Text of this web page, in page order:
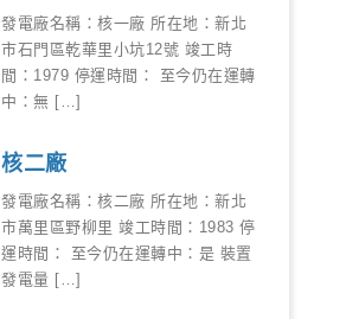
發電廠名稱：核一廠 所在地：新北
市石門區乾華里小坑12號 竣工時
間：1979 停運時間： 至今仍在運轉
中：無 […]
核二廠
發電廠名稱：核二廠 所在地：新北
市萬里區野柳里 竣工時間：1983 停
運時間： 至今仍在運轉中：是 裝置
發電量 […]